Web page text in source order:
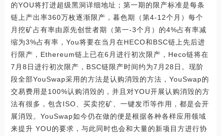
的YOU将打进超级黑洞详细地址；第一期的限产标准是每条
链上产出率360万枚逐渐限产，暮色期（第4-12个月）每个
月挖矿占有率由原先创世者期（第一-3个月）的4%占有率减
缩为3%占有率，You将要在当月在HECO和BSC链上先后进
行限产，Ethereum链上已在6月进行初次限产，Heco链将在
7月8日进行初次限产，BSC链限产时间约为7月28日。现阶
段全部YouSwap采用的方法是认购消毁的方法，YouSwap的
交易费用是100%认购消毁的，并且对YOU开展认购消毁的方
法有很多，包含ISO、买卖挖矿、一键发币等作用，都是会开
展消毁。YouSwap如今仍在做的便是根据各种各样应用领域
来提升 YOU的要求，与此同时也会和大量的新项目方进行协